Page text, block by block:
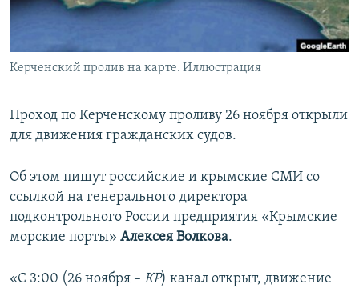
ПОБЕДИТЕЛЕЙ НЕ СУДЯТ?
КРЫМ.НЕПОКОРЕННЫЙ
ELIFBE
ПРИСОЕДИНЯЙТЕСЬ!
Все сайты RFE/RL
Керченский пролив на карте. Иллюстрация
Проход по Керченскому проливу 26 ноября открыли
для движения гражданских судов.
Об этом пишут российские и крымские СМИ со
ссылкой на генерального директора
подконтрольного России предприятия «Крымские
морские порты» Алексея Волкова.
«С 3:00 (26 ноября – КР) канал открыт, движение